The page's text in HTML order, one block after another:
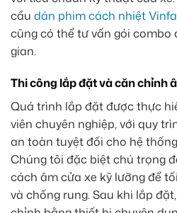
cầu dán phim cách nhiệt
cũng có thể tư vấn gói combo
gian.
Thi công lắp đặt và căn chỉnh
Quá trình lắp đặt được thực
viên chuyên nghiệp, với quy
an toàn tuyệt đối cho hệ
Chúng tôi đặc biệt chú trọng
cách âm cửa xe kỹ lưỡng để
và chống rung. Sau khi lắp